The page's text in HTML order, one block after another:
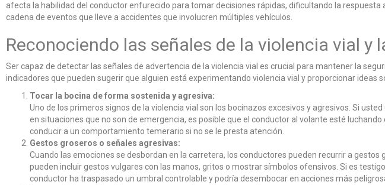
afecta la habilidad del conductor enfurecido para tomar decisiones rápidas, dificultando la
cadena de eventos que lleve a accidentes que involucren múltiples vehículos.
Reconociendo las señales de la violencia vial y
Ser capaz de detectar las señales de advertencia de la violencia vial es crucial para mantener la
indicadores que pueden sugerir que alguien está experimentando violencia vial y proporcionar ideas
Tocar la bocina de forma sostenida y agresiva:
Uno de los primeros signos de la violencia vial son los bocinazos excesivos y agresivos. Si
en situaciones que no son de emergencia, es posible que el conductor al volante esté
conducir a un comportamiento temerario si no se le presta atención.
Gestos groseros o señales agresivas:
Cuando las emociones se desbordan en la carretera, los conductores pueden recurrir a
pueden incluir gestos vulgares con las manos, gritos o mostrar símbolos ofensivos. Si es
conductor ha traspasado un umbral controlable y podría desembocar en acciones más